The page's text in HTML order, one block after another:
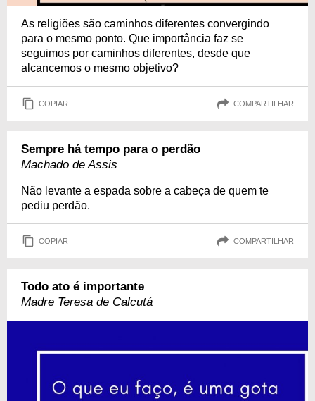
As religiões são caminhos diferentes convergindo
para o mesmo ponto. Que importância faz se
seguimos por caminhos diferentes, desde que
alcancemos o mesmo objetivo?
COPIAR COMPARTILHAR
Sempre há tempo para o perdão
Machado de Assis
Não levante a espada sobre a cabeça de quem te
pediu perdão.
COPIAR COMPARTILHAR
Todo ato é importante
Madre Teresa de Calcutá